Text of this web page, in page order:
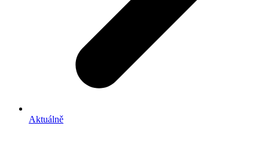
Aktuálně